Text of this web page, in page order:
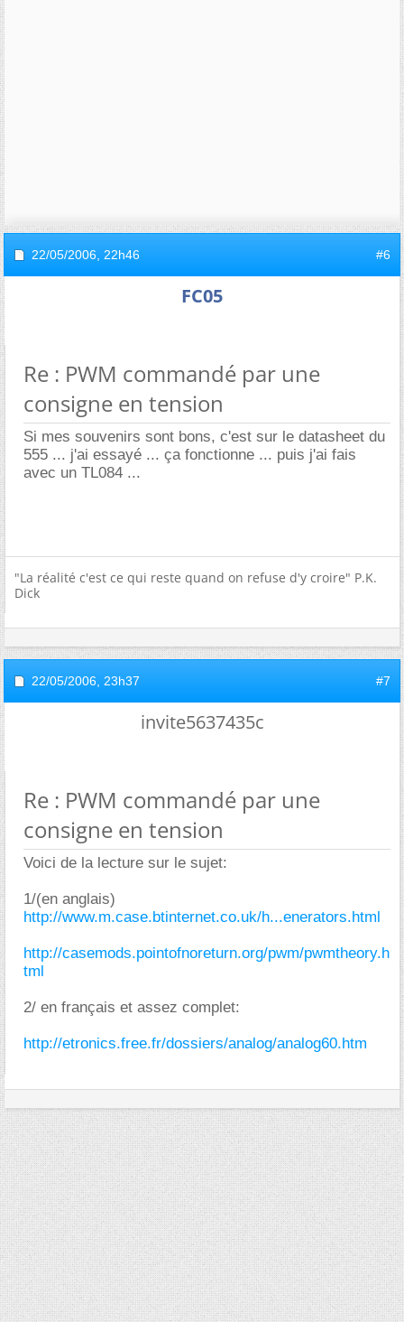
22/05/2006, 22h46 #6
FC05
Re : PWM commandé par une
consigne en tension
Si mes souvenirs sont bons, c'est sur le datasheet du
555 ... j'ai essayé ... ça fonctionne ... puis j'ai fais
avec un TL084 ...
"La réalité c'est ce qui reste quand on refuse d'y croire" P.K.
Dick
22/05/2006, 23h37 #7
invite5637435c
Re : PWM commandé par une
consigne en tension
Voici de la lecture sur le sujet:
1/(en anglais)
http://www.m.case.btinternet.co.uk/h...enerators.html
http://casemods.pointofnoreturn.org/pwm/pwmtheory.h
tml
2/ en français et assez complet:
http://etronics.free.fr/dossiers/analog/analog60.htm